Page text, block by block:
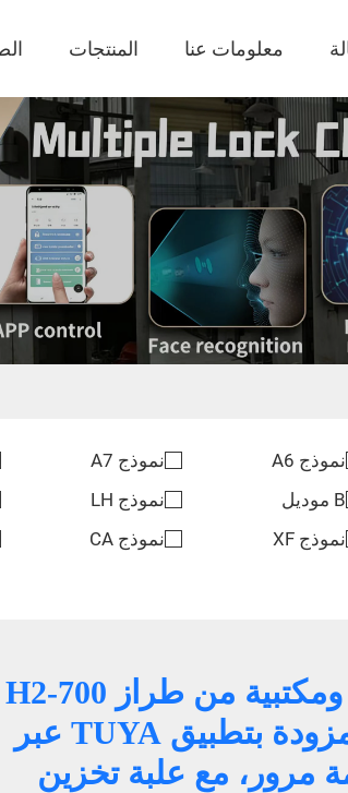
المنتجات معلومات عنا
نموذج A6
نموذج A7
B موديل
نموذج LH
نموذج XF
نموذج CA
خزينة منزلية ومكتبية من طراز H2-700
CEQSAFE مزودة بتطبيق TUYA عبر
مرور، مع علبة تخزين